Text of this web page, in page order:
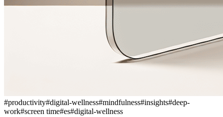
#productivity#digital-wellness#mindfulness#insights#deep-
work#screen time#es#digital-wellness